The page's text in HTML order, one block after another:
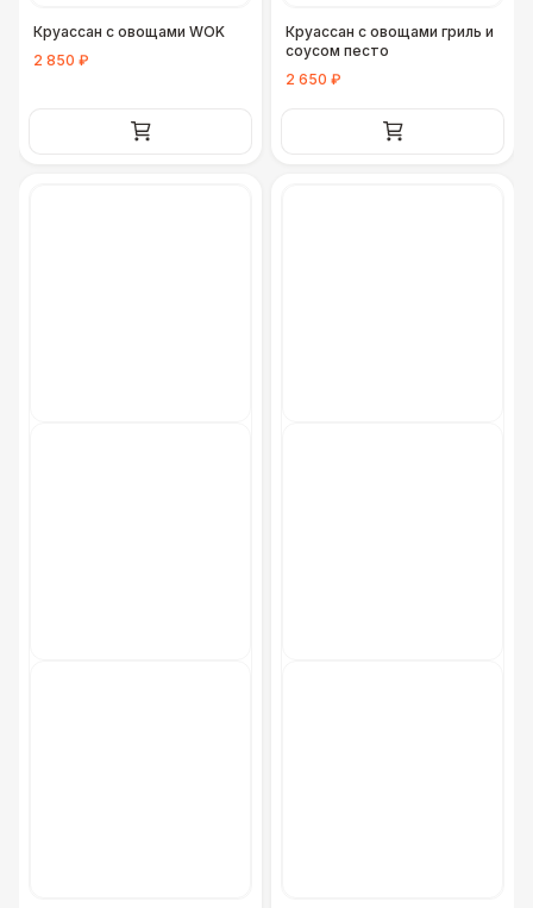
Круассан с овощами WOK
2 850 ₽
Круассан с овощами гриль и
соусом песто
2 650 ₽